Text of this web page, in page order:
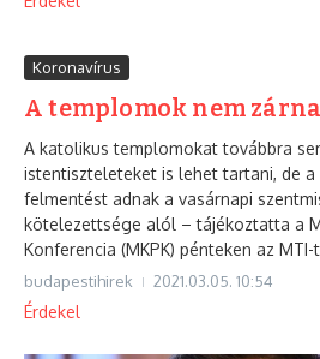
Koronavírus
A templomok nem
A katolikus templomokat továbbra
istentiszteleteket is lehet tartani, de
felmentést adnak a vasárnapi
kötelezettsége alól – tájékoztatta a
Konferencia (MKPK) pénteken az
budapestihirek 2021.03.05. 10:54
Érdekel